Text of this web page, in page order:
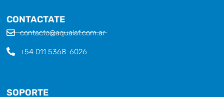
CONTACTATE
contacto@aqualaf.com.ar
+54 011 5368-6026
SOPORTE